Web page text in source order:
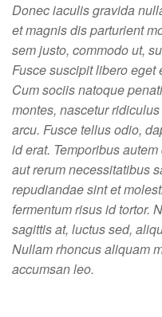
Donec iaculis gravida
et magnis dis parturient
sem justo, commodo ut,
Fusce suscipit libero
Cum sociis natoque
montes, nascetur
arcu. Fusce tellus odio,
id erat. Temporibus
aut rerum necessitatibus
repudiandae sint et
fermentum risus id tortor.
sagittis at, luctus sed,
Nullam rhoncus aliquam
accumsan leo.